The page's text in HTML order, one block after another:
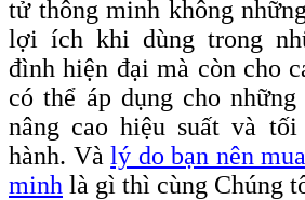
tử thông minh không
lợi ích khi dùng trong
đình hiện đại mà còn cho
có thể áp dụng cho
nâng cao hiệu suất và
hành. Vàlý do bạn nên
minh là gì thì cùng Chúng